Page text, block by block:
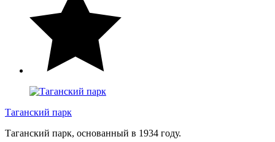
Таганский парк
Таганский парк, основанный в 1934 году.